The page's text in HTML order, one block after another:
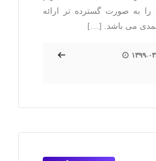
را به صورت گسترده تر ارائه
می باشد. […]
۰۳-۱۱